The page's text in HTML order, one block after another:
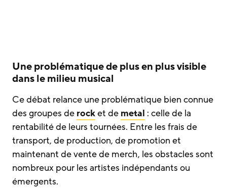
Une problématique de plus en plus visible
dans le milieu musical
Ce débat relance une problématique bien connue
des groupes de rocket de metal : celle de la
rentabilité de leurs tournées. Entre les frais de
transport, de production, de promotion et
maintenant de vente de merch, les obstacles sont
nombreux pour les artistes indépendants ou
émergents.